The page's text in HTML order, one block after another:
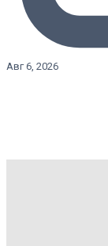
Авг 6, 2026